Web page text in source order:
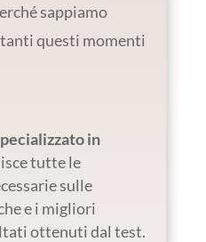
sappiamo
questi momenti
in
tutte le
sulle
e i migliori
ottenuti dal test.